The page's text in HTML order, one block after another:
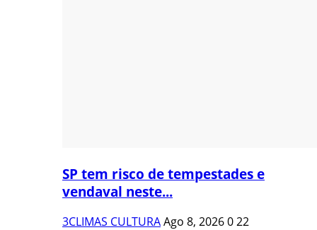
SP tem risco de tempestades e
vendaval neste...
3CLIMAS CULTURAAgo 8, 2026022